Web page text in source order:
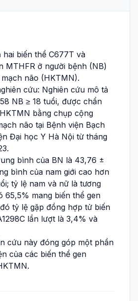
hai biến thể C677T và
MTHFR ở người bệnh (NB)
não (HKTMN).
cứu: Nghiên cứu mô tả
NB ≥ 18 tuổi, được chẩn
bằng chụp cộng
não tại Bệnh viện Bạch
Đại học Y Hà Nội từ tháng
bình của BN là 43,76 ±
bình của nam giới cao hơn
tỷ lệ nam và nữ là tương
65,5% mang biến thể gen
tỷ lệ gặp đồng hợp tử biến
lần lượt là 3,4% và
cứu này đóng góp một phần
của các biến thể gen